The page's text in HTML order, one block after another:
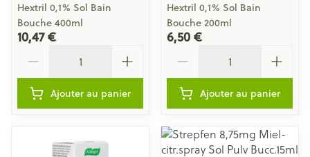
Hextril 0,1% Sol Bain
Bouche 400ml
10,47 €
Ajouter au panier
Hextril 0,1% Sol Bain
Bouche 200ml
6,50 €
Ajouter au panier